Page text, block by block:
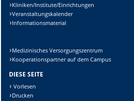
Kliniken/Institute/Einrichtungen
Veranstaltungskalender
Informationsmaterial
Medizinisches Versorgungszentrum
Kooperationspartner auf dem Campus
DIESE SEITE
Vorlesen
Drucken